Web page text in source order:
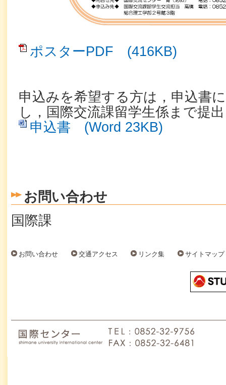
ポスターPDF (416KB)
申込みを希望する方は，申込書
し，国際交流課留学生係まで提
申込書 (Word 23KB)
お問い合わせ
国際課
お問い合わせ 交通アクセス リンク集 サイトマップ